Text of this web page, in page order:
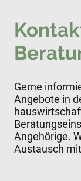
Gerne
Angebote in
Angehörige.
Austausch